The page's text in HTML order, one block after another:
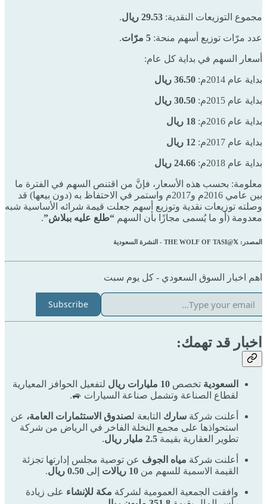
مجموع التوزيعات النقدية: .
عدد مرّات توزيع أسهم منحة: 5 مرّات .
أسعار السهم في بداية كل عام:
بداية عام 2014م:
بداية عام 2015م: 30.50 ريال
بداية عام 2016م: 18 ريال
بداية عام 2017م: 12 ريال
بداية عام 2018م: 24.66 ريال
معلومة: بحسب هذه الأسعار، فإنَّ من اقتنص السهم في الفترة ما
بين عامي 2016م و2017م واستمر في الاحتفاظ به (دون بيعها) قد
وصلته توزيعات نقدية وتوزيع أسهم جعلت قيمة شرائه الأساسية شبه
معدومة (أو ما يُسمى مجازًا بأن السهم “طلع عليه ببلاش”.
المصدر: THE WOLF OF TASI@𝕏 - النشرة السعودية
اهم اخبار السوق السعودي - كل يوم سبت
Subscribe
اخبار قد تهمك:
السعودية تخصص 10 مليارات ريال
لتفعيل الحوافز المعيارية
لقطاع الصناعة وتشمل صناعة السيارات 🚙.
أعلنت شركة سارك التابعة لصندوق الاستثمارات العامة، عن
استحواذها على مجمع النخلة الفاخر في الرياض من شركة
تطوير العقارية بقيمة
.
أعلنت شركة مياه الجوف عن توصية مجلس إدارتها تجزئة
القيمة الاسمية للسهم من 10 ريالات إلى .
وافقت الجمعية العمومية لشركة مكة للإنشاء على زيادة